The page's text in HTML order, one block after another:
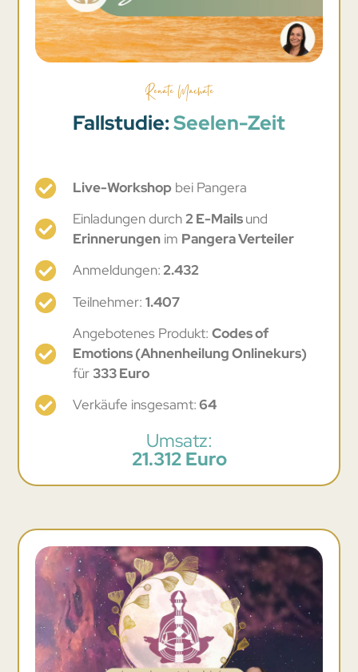
Renate Machate
Fallstudie:Seelen-Zeit
Live-Workshop bei Pangera
Einladungen durch2 E-Mailsund
Erinnerungen im Pangera Verteiler
Anmeldungen:2.432
Teilnehmer:1.407
Angebotenes Produkt:Codes of
Emotions (Ahnenheilung Onlinekurs)
für333 Euro
Verkäufe insgesamt:64
Umsatz:
21.312 Euro